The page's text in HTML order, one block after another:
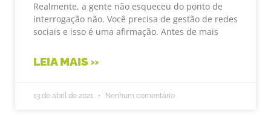
Realmente, a gente não esqueceu do ponto de
interrogação não. Você precisa de gestão de redes
sociais e isso é uma afirmação. Antes de mais
LEIA MAIS »
13 de abril de 2021 Nenhum comentário